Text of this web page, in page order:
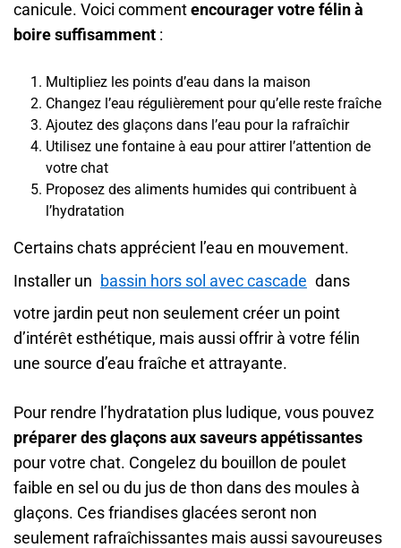
canicule. Voici commentencourager votre félin à
boire suffisamment :
Multipliez les points d’eau dans la maison
Changez l’eau régulièrement pour qu’elle reste fraîche
Ajoutez des glaçons dans l’eau pour la rafraîchir
Utilisez une fontaine à eau pour attirer l’attention de
votre chat
Proposez des aliments humides qui contribuent à
l’hydratation
Certains chats apprécient l’eau en mouvement.
Installer un bassin hors sol avec cascade dans
votre jardin peut non seulement créer un point
d’intérêt esthétique, mais aussi offrir à votre félin
une source d’eau fraîche et attrayante.
Pour rendre l’hydratation plus ludique, vous pouvez
préparer des glaçons aux saveurs appétissantes
pour votre chat. Congelez du bouillon de poulet
faible en sel ou du jus de thon dans des moules à
glaçons. Ces friandises glacées seront non
seulement rafraîchissantes mais aussi savoureuses